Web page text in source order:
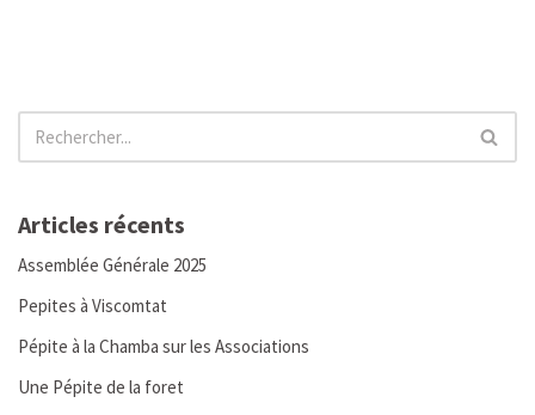
Articles récents
Assemblée Générale 2025
Pepites à Viscomtat
Pépite à la Chamba sur les Associations
Une Pépite de la foret